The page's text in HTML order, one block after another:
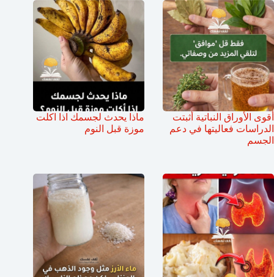
أقوى الأوراق النباتية أثبتت
الدراسات فعاليتها في دعم
الجسم
ماذا يحدث لجسمك اذا اكلت
موزة قبل النوم